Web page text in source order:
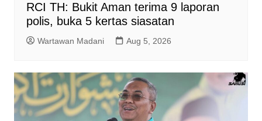
RCI TH: Bukit Aman terima 9 laporan
polis, buka 5 kertas siasatan
Wartawan Madani Aug 5, 2026